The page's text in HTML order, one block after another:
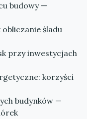
budowy —
śladu
przy inwestycjach
korzyści
budynków —